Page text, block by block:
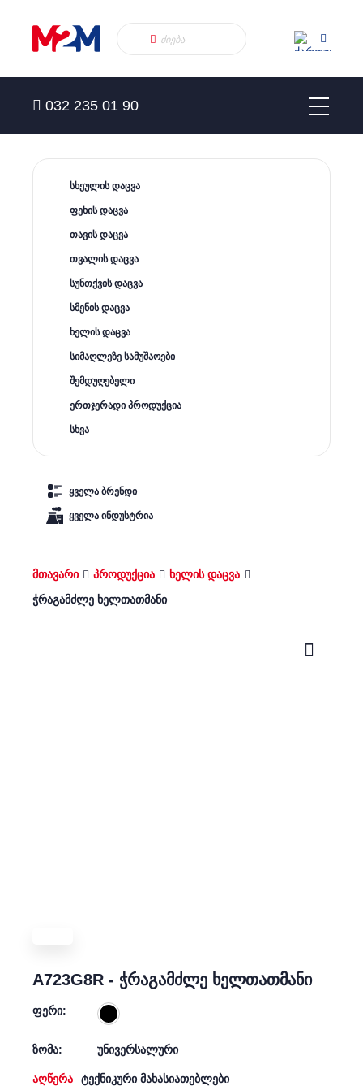
032 235 01 90
სხეულის დაცვა
ფეხის დაცვა
თავის დაცვა
თვალის დაცვა
სუნთქვის დაცვა
სმენის დაცვა
ხელის დაცვა
სიმაღლეზე სამუშაოები
შემდუღებელი
ერთჯერადი პროდუქცია
სხვა
ყველა ბრენდი
ყველა ინდუსტრია
მთავარი პროდუქცია
ხელის დაცვა
ჭრაგამძლე ხელთათმანი
A723G8R - ჭრაგამძლე ხელთათმანი
ფერი:
ზომა: უნივერსალური
აღწერა ტექნიკური მახასიათებლები